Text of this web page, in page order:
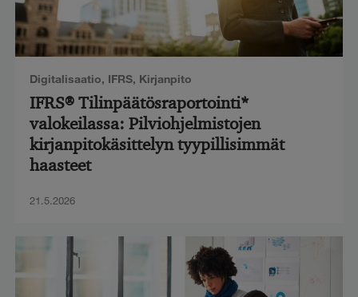
Digitalisaatio, IFRS, Kirjanpito
IFRS® Tilinpäätösraportointi*
valokeilassa: Pilviohjelmistojen
kirjanpitokäsittelyn tyypillisimmät
haasteet
21.5.2026